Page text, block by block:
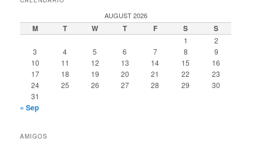
AUGUST 2026
M T W T F S S
1
2
3
4 5 6 7 8
9
10
11 12 13 14 15
16
17
18 19 20 21 22
23
24
25 26 27 28 29
30
31
« Sep
AMIGOS